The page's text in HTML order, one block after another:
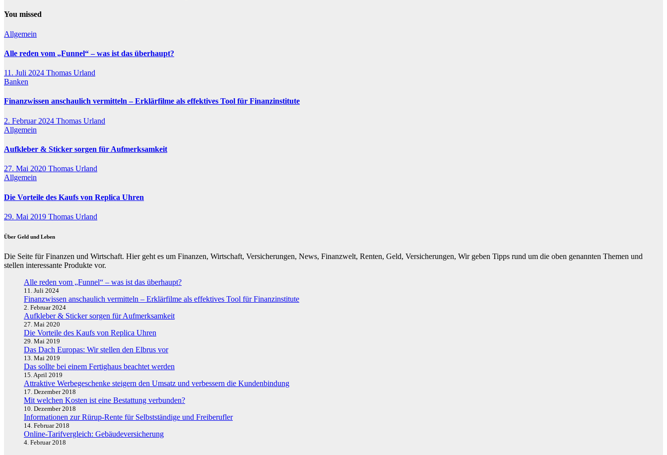
You missed
Allgemein
Alle reden vom „Funnel“ – was ist das überhaupt?
11. Juli 2024 Thomas Urland
Banken
Finanzwissen anschaulich vermitteln – Erklärfilme als effektives Tool für Finanzinstitute
2. Februar 2024 Thomas Urland
Allgemein
Aufkleber & Sticker sorgen für Aufmerksamkeit
27. Mai 2020 Thomas Urland
Allgemein
Die Vorteile des Kaufs von Replica Uhren
29. Mai 2019 Thomas Urland
Über Geld und Leben
Die Seite für Finanzen und Wirtschaft. Hier geht es um Finanzen, Wirtschaft, Versicherungen, News, Finanzwelt, Renten, Geld, Versicherungen, Wir geben Tipps rund um die oben genannten Themen und
stellen interessante Produkte vor.
Alle reden vom „Funnel“ – was ist das überhaupt?
11. Juli 2024
Finanzwissen anschaulich vermitteln – Erklärfilme als effektives Tool für Finanzinstitute
2. Februar 2024
Aufkleber & Sticker sorgen für Aufmerksamkeit
27. Mai 2020
Die Vorteile des Kaufs von Replica Uhren
29. Mai 2019
Das Dach Europas: Wir stellen den Elbrus vor
13. Mai 2019
Das sollte bei einem Fertighaus beachtet werden
15. April 2019
Attraktive Werbegeschenke steigern den Umsatz und verbessern die Kundenbindung
17. Dezember 2018
Mit welchen Kosten ist eine Bestattung verbunden?
10. Dezember 2018
Informationen zur Rürup-Rente für Selbstständige und Freiberufler
14. Februar 2018
Online-Tarifvergleich: Gebäudeversicherung
4. Februar 2018